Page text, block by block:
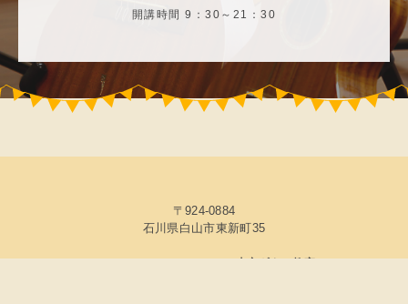
開講時間 9：30～21：30
〒924-0884
石川県白山市東新町35
© 2026 ICMFguitarstudio 森充ギター教室